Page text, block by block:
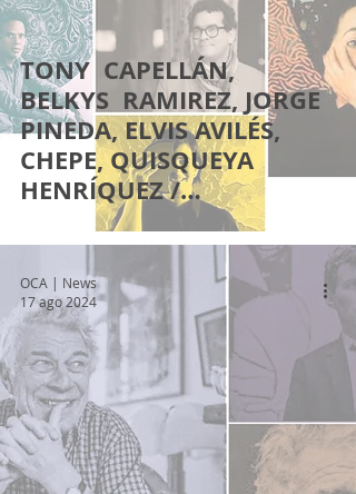
TONY CAPELLÁN,
BELKYS RAMIREZ, JORGE
PINEDA, ELVIS AVILÉS,
CHEPE, QUISQUEYA
HENRÍQUEZ /
CURADURÍA DE LA
MEMORIA
OCA | News
17 ago 2024